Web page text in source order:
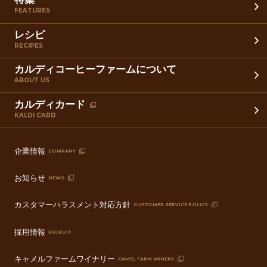
FEATURES
レシピ
RECIPES
カルディコーヒーファームについて
ABOUT US
カルディカード
KALDI CARD
企業情報 COMPANY
お知らせ NEWS
カスタマーハラスメント対応方針 CUSTOMER SERVICE POLICY
採用情報 RECRUIT
キャメルファームワイナリー CAMEL FARM WINERY